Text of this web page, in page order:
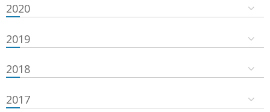
2020
2019
2018
2017